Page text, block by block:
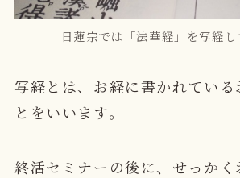
日蓮宗では「法華経」を写経
写経とは、お経に書かれている
とをいいます。
終活セミナーの後に、せっかく